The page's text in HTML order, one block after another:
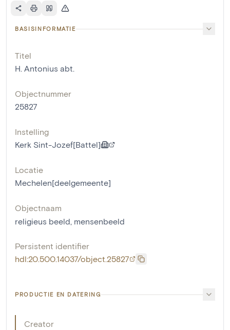
BASISINFORMATIE
Titel
H. Antonius abt.
Objectnummer
25827
Instelling
Kerk Sint-Jozef[Battel]
Locatie
Mechelen[deelgemeente]
Objectnaam
religieus beeld, mensenbeeld
Persistent identifier
hdl:20.500.14037/object.25827
PRODUCTIE EN DATERING
Creator